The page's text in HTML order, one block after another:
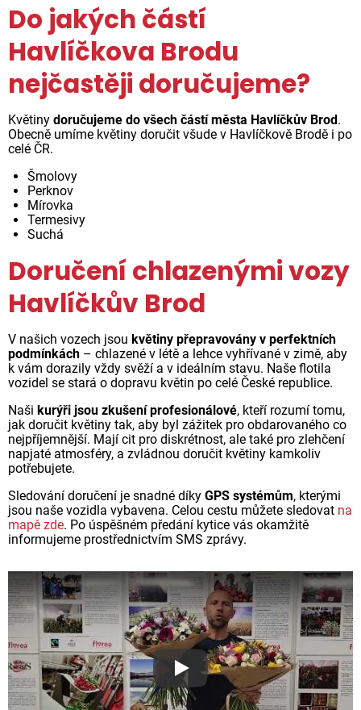
Do jakých částí
Havlíčkova Brodu
nejčastěji doručujeme?
Květiny doručujeme do všech částí města Havlíčkův Brod.
Obecně umíme květiny doručit všude v Havlíčkově Brodě i po
celé ČR.
Šmolovy
Perknov
Mírovka
Termesivy
Suchá
Doručení chlazenými vozy
Havlíčkův Brod
V našich vozech jsou květiny přepravovány v perfektních
podmínkách – chlazené v létě a lehce vyhřívané v zimě, aby
k vám dorazily vždy svěží a v ideálním stavu. Naše flotila
vozidel se stará o dopravu květin po celé České republice.
Naši kurýři jsou zkušení profesionálové, kteří rozumí tomu,
jak doručit květiny tak, aby byl zážitek pro obdarovaného co
nejpříjemnější. Mají cit pro diskrétnost, ale také pro zlehčení
napjaté atmosféry, a zvládnou doručit květiny kamkoliv
potřebujete.
Sledování doručení je snadné díky GPS systémům, kterými
jsou naše vozidla vybavena. Celou cestu můžete sledovat na
mapě zde. Po úspěšném předání kytice vás okamžitě
informujeme prostřednictvím SMS zprávy.
Proč jsou květiny z Florea